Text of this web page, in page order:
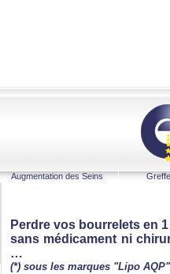
Augmentation des Seins
Perdre vos bourrelets en
sans médicament ni
…
(*) sous les marques "Lipo